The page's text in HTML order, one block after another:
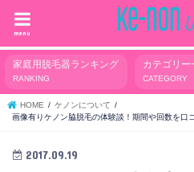
menu
家庭用脱毛器ランキング
RANKING
カテゴリー
CATEGORY
HOME
ケノンについて
画像有りケノン脇脱毛の体験談！期間や回数を口
2017.09.19